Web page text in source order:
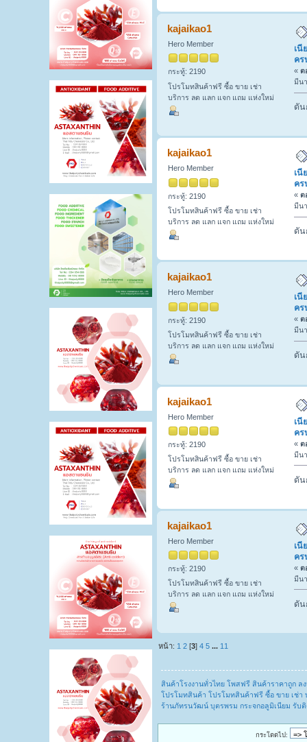
kajaikao1
Hero Member
กระทู้: 2190
โปรโมทสินค้าฟรี ซื้อ ขาย เช่า
บริการ ลด แลก แจก แถม แห่งใหม่
เนี
คร
« ต
มีน
ดัน
kajaikao1
Hero Member
กระทู้: 2190
โปรโมทสินค้าฟรี ซื้อ ขาย เช่า
บริการ ลด แลก แจก แถม แห่งใหม่
เนี
คร
« ต
มีน
ดัน
kajaikao1
Hero Member
กระทู้: 2190
โปรโมทสินค้าฟรี ซื้อ ขาย เช่า
บริการ ลด แลก แจก แถม แห่งใหม่
เนี
คร
« ต
มีน
ดัน
kajaikao1
Hero Member
กระทู้: 2190
โปรโมทสินค้าฟรี ซื้อ ขาย เช่า
บริการ ลด แลก แจก แถม แห่งใหม่
เนี
คร
« ต
มีน
ดัน
kajaikao1
Hero Member
กระทู้: 2190
โปรโมทสินค้าฟรี ซื้อ ขาย เช่า
บริการ ลด แลก แจก แถม แห่งใหม่
เนี
คร
« ต
มีน
ดัน
หน้า: 1 2 [3]4 5 ... 11
สินค้าโรงงานทั่วไทย โพสฟรี สินค้าราคาถูก ล
โปรโมทสินค้า โปรโมทสินค้าฟรี ซื้อ ขาย เช่า
ร้านภัทรนวัฒน์ บุตรพรม กระจกอลูมิเนียม รับ
กระโดดไป: